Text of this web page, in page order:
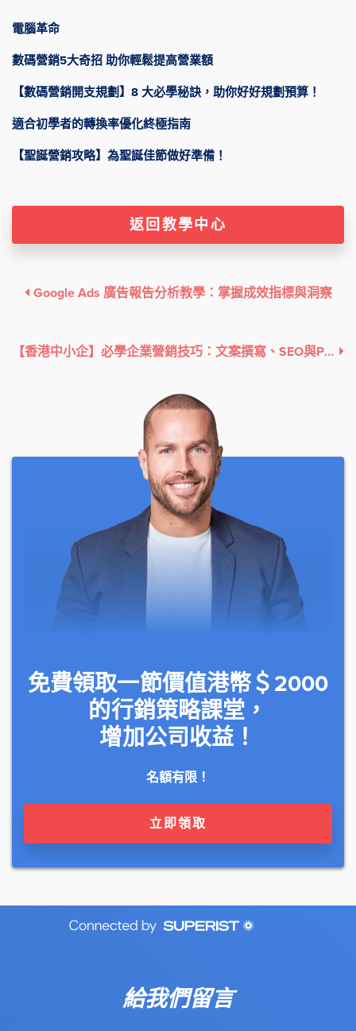
電腦革命
數碼營銷5大奇招 助你輕鬆提高營業額
【數碼營銷開支規劃】8 大必學秘訣，助你好好規劃預算！
適合初學者的轉換率優化終極指南
【聖誕營銷攻略】為聖誕佳節做好準備！
返回教學中心
Google Ads 廣告報告分析教學：掌握成效指標與洞察
【香港中小企】必學企業營銷技巧：文案撰寫、SEO與PPC廣告投放
免費領取一節價值港幣＄2000
的行銷策略課堂，
增加公司收益！
名額有限！
立即領取
給我們留言